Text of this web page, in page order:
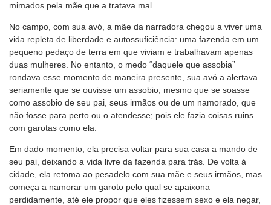
mimados pela mãe que a tratava mal.
No campo, com sua avó, a mãe da narradora chegou a viver uma
vida repleta de liberdade e autossuficiência: uma fazenda em um
pequeno pedaço de terra em que viviam e trabalhavam apenas
duas mulheres. No entanto, o medo “daquele que assobia”
rondava esse momento de maneira presente, sua avó a alertava
seriamente que se ouvisse um assobio, mesmo que se soasse
como assobio de seu pai, seus irmãos ou de um namorado, que
não fosse para perto ou o atendesse; pois ele fazia coisas ruins
com garotas como ela.
Em dado momento, ela precisa voltar para sua casa a mando de
seu pai, deixando a vida livre da fazenda para trás. De volta à
cidade, ela retoma ao pesadelo com sua mãe e seus irmãos, mas
começa a namorar um garoto pelo qual se apaixona
perdidamente, até ele propor que eles fizessem sexo e ela negar,